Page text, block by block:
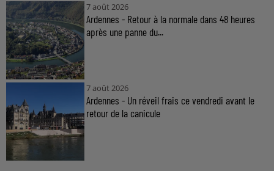
7 août 2026
Ardennes - Retour à la normale dans 48 heures
après une panne du...
7 août 2026
Ardennes - Un réveil frais ce vendredi avant le
retour de la canicule